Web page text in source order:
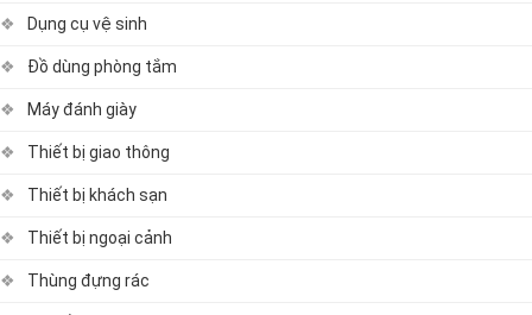
Dụng cụ vệ sinh
Đồ dùng phòng tắm
Máy đánh giày
Thiết bị giao thông
Thiết bị khách sạn
Thiết bị ngoại cảnh
Thùng đựng rác